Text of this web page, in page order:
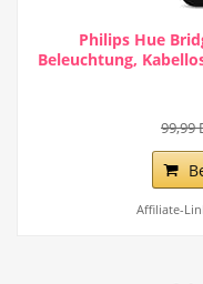
Philips Hue
Beleuchtung,
99,99
Affiliate-